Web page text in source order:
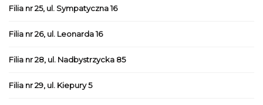
Filia nr 25, ul. Sympatyczna 16
Filia nr 26, ul. Leonarda 16
Filia nr 28, ul. Nadbystrzycka 85
Filia nr 29, ul. Kiepury 5